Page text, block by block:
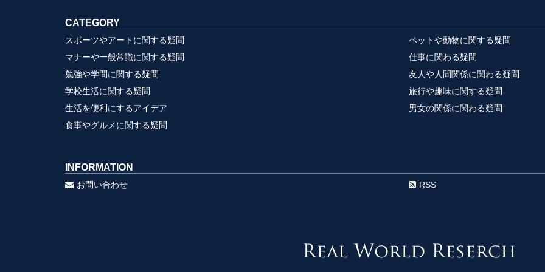
主が負担するべきか気
運転手を雇うに
専属の運転手って聞
オリジナルの話
マンガや小説などを
CATEGORY
スポーツやアートに関する疑問
ペットや動物に関する疑問
マナーや一般常識に関する疑問
仕事に関わる疑問
勉強や学問に関する疑問
友人や人間関係に関わる疑問
学校生活に関する疑問
旅行や趣味に関する疑問
生活を便利にするアイデア
男女の関係に関わる疑問
食事やグルメに関する疑問
INFORMATION
お問い合わせ RSS